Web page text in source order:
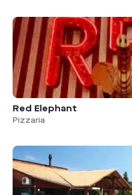
Red Elephant
Pizzaria